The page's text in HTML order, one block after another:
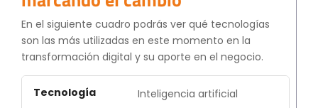
En el siguiente cuadro podrás ver qué tecnologías
son las más utilizadas en este momento en la
transformación digital y su aporte en el negocio.
Inteligencia artificial